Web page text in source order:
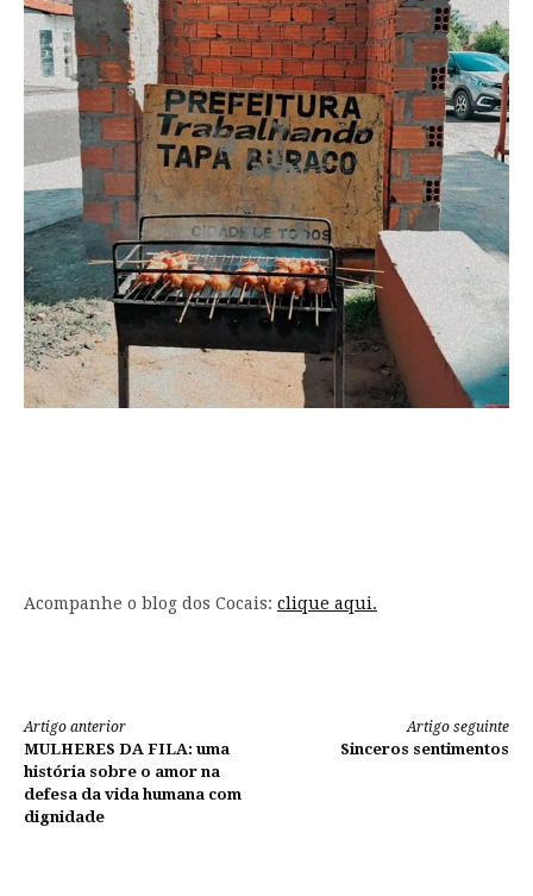
Acompanhe o blog dos Cocais: clique aqui.
Continue
lendo
Artigo anterior
MULHERES DA FILA: uma
história sobre o amor na
defesa da vida humana com
dignidade
Artigo seguinte
Sinceros sentimentos